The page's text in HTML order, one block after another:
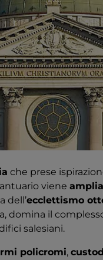
che prese
viene
dell’ecclettismo
domina il
salesiani.
policromi,